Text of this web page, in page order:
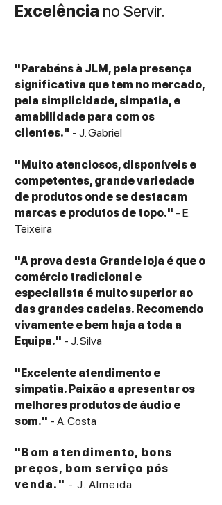
Excelência no Servir.
"Parabéns à JLM, pela presença
significativa que tem no mercado,
pela simplicidade, simpatia, e
amabilidade para com os
clientes." - J. Gabriel
"Muito atenciosos, disponíveis e
competentes, grande variedade
de produtos onde se destacam
marcas e produtos de topo." - E.
Teixeira
"A prova desta Grande loja é que o
comércio tradicional e
especialista é muito superior ao
das grandes cadeias. Recomendo
vivamente e bem haja a toda a
Equipa." - J. Silva
"Excelente atendimento e
simpatia. Paixão a apresentar os
melhores produtos de áudio e
som." - A. Costa
"Bom atendimento, bons
preços, bom serviço pós
venda." - J. Almeida